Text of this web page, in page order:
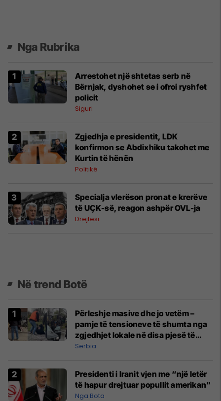
Nga Rubrika
Arrestohet një shtetas serb në
Bërnjak, dyshohet se i ofroi ryshfet
policit
Siguri
Zgjedhja e presidentit, LDK
konfirmon se Abdixhiku takohet me
Kurtin të hënën
Politikë
Specialja vlerëson pronat e krerëve
të UÇK-së, reagon ashpër OVL-ja
Drejtësi
Në trend Botë
Përleshje masive dhe jo vetëm –
pamje të tensioneve të shumta nga
zgjedhjet lokale në disa pjesë të
Serbisë
Serbia
Presidenti i Iranit vjen me “një letër
të hapur drejtuar popullit amerikan”
Nga Bota